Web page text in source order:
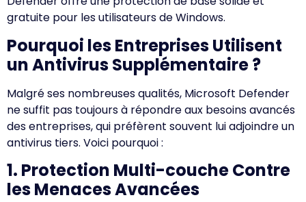
gratuite pour les utilisateurs de Windows.
Pourquoi les Entreprises Utilisent
un Antivirus Supplémentaire ?
Malgré ses nombreuses qualités, Microsoft Defender
ne suffit pas toujours à répondre aux besoins avancés
des entreprises, qui préfèrent souvent lui adjoindre un
antivirus tiers. Voici pourquoi :
1. Protection Multi-couche Contre
les Menaces Avancées